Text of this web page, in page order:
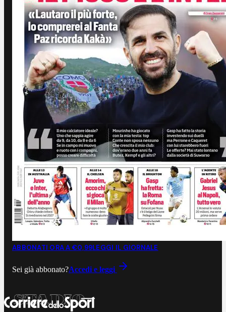
ABBONATI ORA A €0,99LEGGI IL GIORNALE
Sei già abbonato?Accedi e leggi